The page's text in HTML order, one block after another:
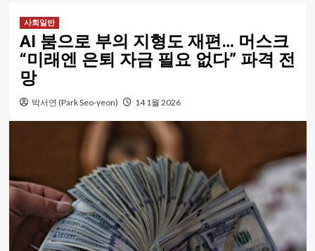
사회일반
AI 붐으로 부의 지형도 재편… 머스크
“미래엔 은퇴 자금 필요 없다” 파격 전
망
박서연 (Park Seo-yeon) 14 1월 2026